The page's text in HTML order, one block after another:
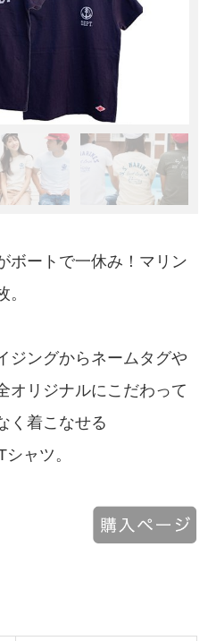
ボートで一休み！マリン
ジングからネームタグや
オリジナルにこだわって
く着こなせる
ャツ。